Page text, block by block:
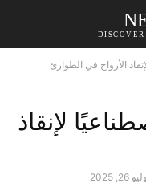
الأرواح في الطوارئ
لإنقاذ
26, 2025